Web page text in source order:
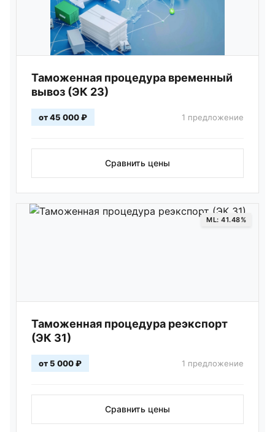
Таможенная процедура временный
вывоз (ЭК 23)
от 45 000 ₽ 1 предложение
Сравнить цены
ML: 41.48%
Таможенная процедура реэкспорт
(ЭК 31)
от 5 000 ₽ 1 предложение
Сравнить цены